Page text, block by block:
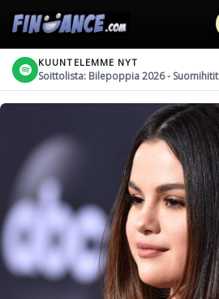
KUUNTELEMME NYT
Soittolista: Bilepoppia 2026 - Suomihitit